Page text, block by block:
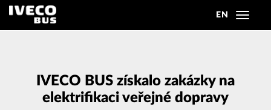
EN
Toggle
IVECO BUS získalo zakázky na
elektrifikaci veřejné dopravy